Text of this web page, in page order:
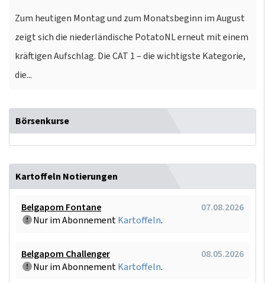
Zum heutigen Montag und zum Monatsbeginn im August
zeigt sich die niederländische PotatoNL erneut mit einem
kräftigen Aufschlag. Die CAT 1 – die wichtigste Kategorie,
die...
Börsenkurse
Kartoffeln Notierungen
Belgapom Fontane
07.08.2026
Nur im AbonnementKartoffeln.
Belgapom Challenger
08.05.2026
Nur im AbonnementKartoffeln.